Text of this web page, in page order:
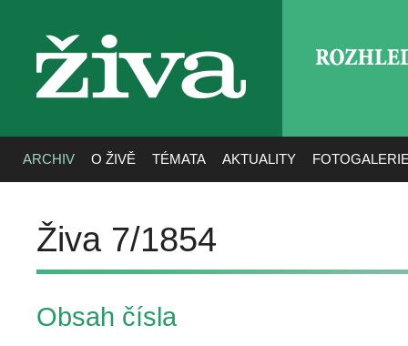
živa
ARCHIV O ŽIVĚ TÉMATA AKTUALITY
Živa 7/1854
Obsah čísla